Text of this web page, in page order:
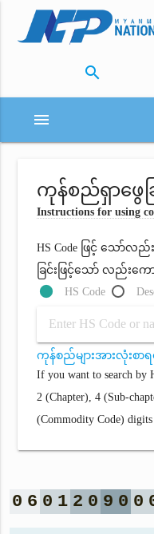
search
menu
ကုန်စည်ရှာဖွေခ
Instructions for using
HS Code ဖြင့် သေ
ခြင်းဖြင့်သော် လည်းကေ
HS Code
ကုန်စည်များအားလုံးစာရ
If you want to search by
2 (Chapter), 4 (Sub-
(Commodity Code) digits
0 6 0 1 2 0 9 0 0